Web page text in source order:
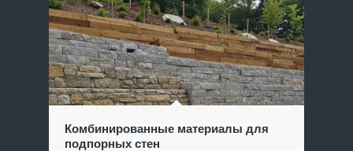
Комбинированные материалы для
подпорных стен